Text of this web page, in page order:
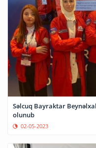
Səlcuq Bayraktar
olunub
02-05-2023